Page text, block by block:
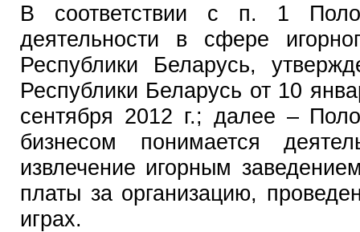
В соответствии с п. 1
деятельности в сфере
Республики Беларусь,
Республики Беларусь от 10
сентября 2012 г.; далее –
бизнесом понимается
извлечение игорным
платы за организацию,
играх.